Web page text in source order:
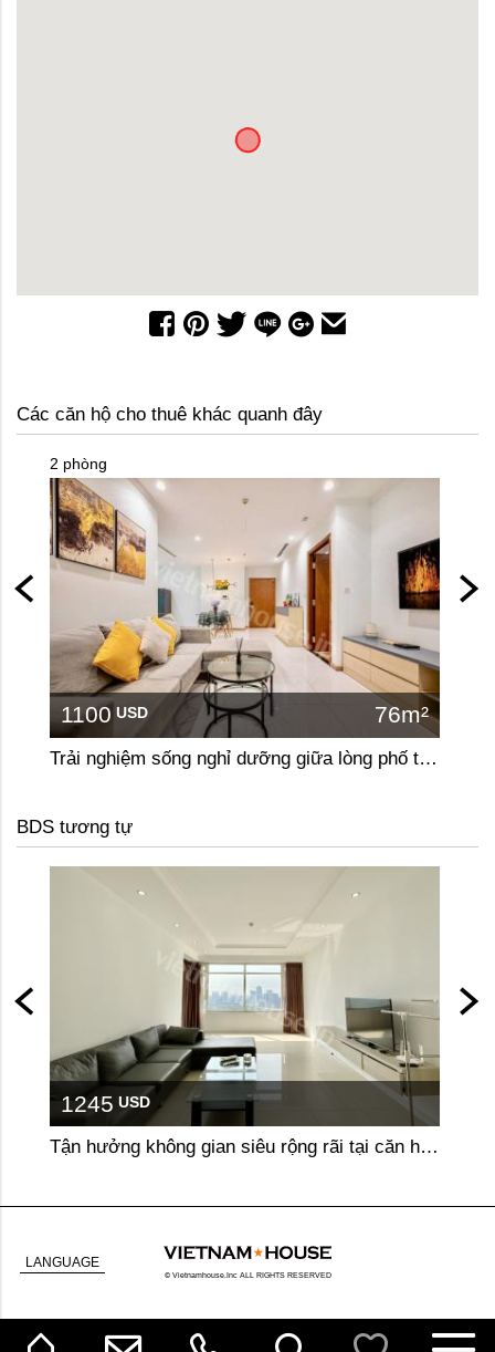
Các căn hộ cho thuê khác quanh đây
2 phòng
1100 USD 76m²
Trải nghiệm sống nghỉ dưỡng giữa lòng phố tại căn hộ 2 phòng ngủ Vinhomes Central Park
BDS tương tự
1245 USD
Tận hưởng không gian siêu rộng rãi tại căn hộ 3 phòng ngủ Saigon Pearl
LANGUAGE
© Vietnamhouse.Inc ALL RIGHTS RESERVED